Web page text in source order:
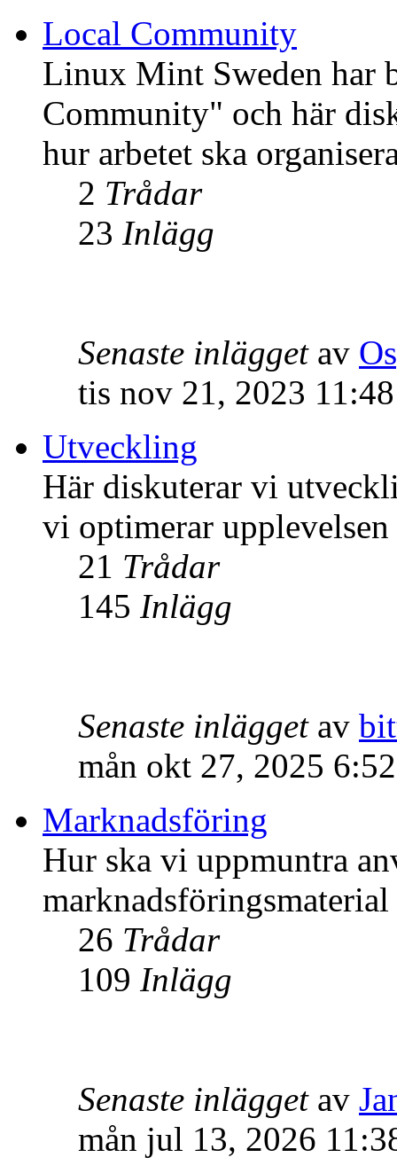
Local Community
Linux Mint Sweden
Community" och här
hur arbetet ska
2 Trådar
23 Inlägg
Senaste inläggetav
tis nov 21, 2023
Utveckling
Här diskuterar vi
vi optimerar
21 Trådar
145 Inlägg
Senaste inläggetav
mån okt 27, 2025
Marknadsföring
Hur ska vi uppmuntra
26 Trådar
109 Inlägg
Senaste inläggetav
mån jul 13, 2026